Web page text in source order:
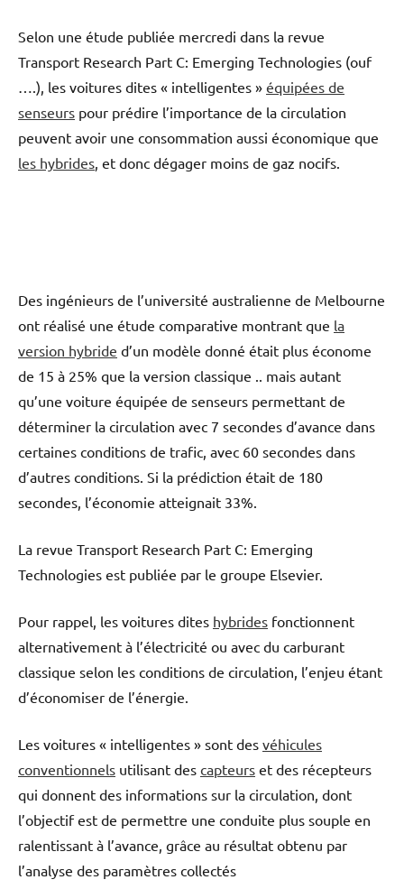
Selon une étude publiée mercredi dans la revue
Transport Research Part C: Emerging Technologies (ouf
….), les voitures dites « intelligentes » équipées de
senseurs pour prédire l’importance de la circulation
peuvent avoir une consommation aussi économique que
les hybrides, et donc dégager moins de gaz nocifs.
Des ingénieurs de l’université australienne de Melbourne
ont réalisé une étude comparative montrant que la
version hybride d’un modèle donné était plus économe
de 15 à 25% que la version classique .. mais autant
qu’une voiture équipée de senseurs permettant de
déterminer la circulation avec 7 secondes d’avance dans
certaines conditions de trafic, avec 60 secondes dans
d’autres conditions. Si la prédiction était de 180
secondes, l’économie atteignait 33%.
La revue Transport Research Part C: Emerging
Technologies est publiée par le groupe Elsevier.
Pour rappel, les voitures dites hybrides fonctionnent
alternativement à l’électricité ou avec du carburant
classique selon les conditions de circulation, l’enjeu étant
d’économiser de l’énergie.
Les voitures « intelligentes » sont des véhicules
conventionnels utilisant des capteurs et des récepteurs
qui donnent des informations sur la circulation, dont
l’objectif est de permettre une conduite plus souple en
ralentissant à l’avance, grâce au résultat obtenu par
l’analyse des paramètres collectés